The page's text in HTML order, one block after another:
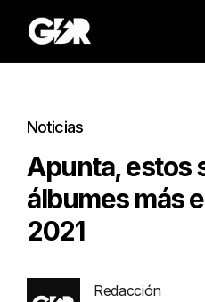
Noticias
Apunta, estos
álbumes más
2021
Redacción